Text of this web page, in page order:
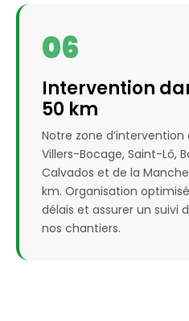
06
Intervention
50 km
Notre zone
Villers-Bocage, Saint-Lô,
Calvados et de la
km. Organisation
délais et assurer un suivi
nos chantiers.